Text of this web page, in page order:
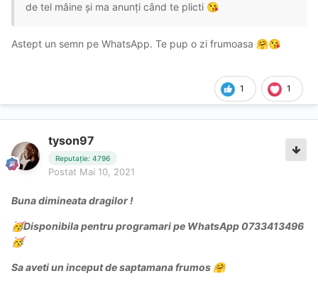
de tel mâine și ma anunți când te plicti 😘
Astept un semn pe WhatsApp. Te pup o zi frumoasa 🤗😘
1 1
tyson97
Reputație: 4796
Postat Mai 10, 2021
Buna dimineata dragilor !
🥳Disponibila pentru programari pe WhatsApp 0733413496
🥳
Sa aveti un inceput de saptamana frumos 🤗